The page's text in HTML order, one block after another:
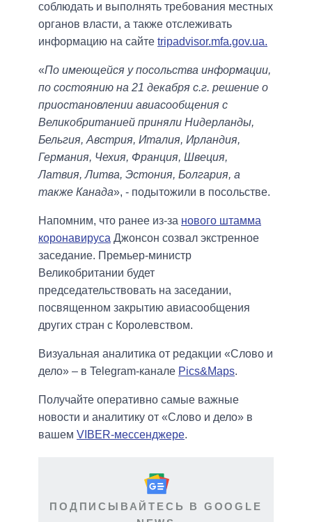
соблюдать и выполнять требования местных
органов власти, а также отслеживать
информацию на сайте tripadvisor.mfa.gov.ua.
«По имеющейся у посольства информации,
по состоянию на 21 декабря с.г. решение о
приостановлении авиасообщения с
Великобританией приняли Нидерланды,
Бельгия, Австрия, Италия, Ирландия,
Германия, Чехия, Франция, Швеция,
Латвия, Литва, Эстония, Болгария, а
также Канада», - подытожили в посольстве.
Напомним, что ранее из-за нового штамма
коронавируса Джонсон созвал экстренное
заседание. Премьер-министр
Великобритании будет
председательствовать на заседании,
посвященном закрытию авиасообщения
других стран с Королевством.
Визуальная аналитика от редакции «Слово и
дело» – в Telegram-канале Pics&Maps.
Получайте оперативно самые важные
новости и аналитику от «Слово и дело» в
вашем VIBER-мессенджере.
ПОДПИСЫВАЙТЕСЬ В GOOGLE